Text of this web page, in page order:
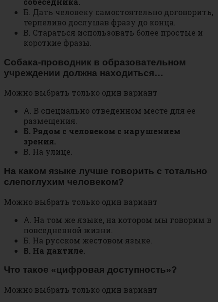
Б. Дать человеку самостоятельно договорить,
терпеливо дослушав фразу до конца.
В. Стараться использовать более простые и
короткие фразы.
Собака-проводник в образовательном
учреждении должна находиться…
Можно выбрать только один вариант
А. В специально отведенном месте для ее
размещения.
Б. Рядом с человеком с нарушением
зрения.
В. На улице.
На каком языке лучше говорить с тотально
слепоглухим человеком?
Можно выбрать только один вариант
А. На том же языке, на котором мы говорим в
повседневной жизни.
Б. На русском жестовом языке.
В. На дактиле.
Что такое «цифровая доступность»?
Можно выбрать только один вариант